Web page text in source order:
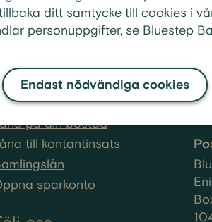
ditt samtycke till cookies i
personuppgifter, se Bluestep
Endast nödvändiga cookies
Bolån
Räkna på ditt bolån
på din bostad
till kontantinsats
sparkonto